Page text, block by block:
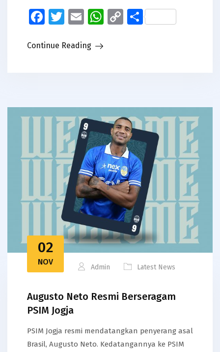
Facebook
Twitter
EmailWhatsApp
CopyShare
Continue Reading
02
NOV
Admin Latest News
Augusto Neto Resmi Berseragam
PSIM Jogja
PSIM Jogja resmi mendatangkan penyerang asal
Brasil, Augusto Neto. Kedatangannya ke PSIM